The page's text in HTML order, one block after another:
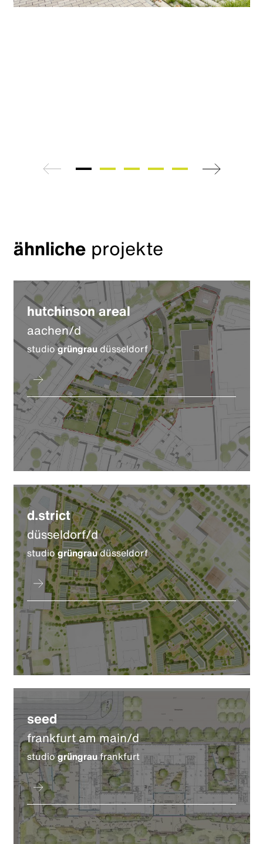
zurück weiter
ähnlicheprojekte
hutchinson areal
aachen/d
studiogrüngraudüsseldorf
d.strict
düsseldorf/d
studiogrüngraudüsseldorf
seed
frankfurt am main/d
studiogrüngraufrankfurt